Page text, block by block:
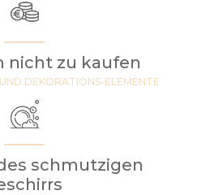
nicht zu kaufen
DEKORATIONS-ELEMENTE
schmutzigen